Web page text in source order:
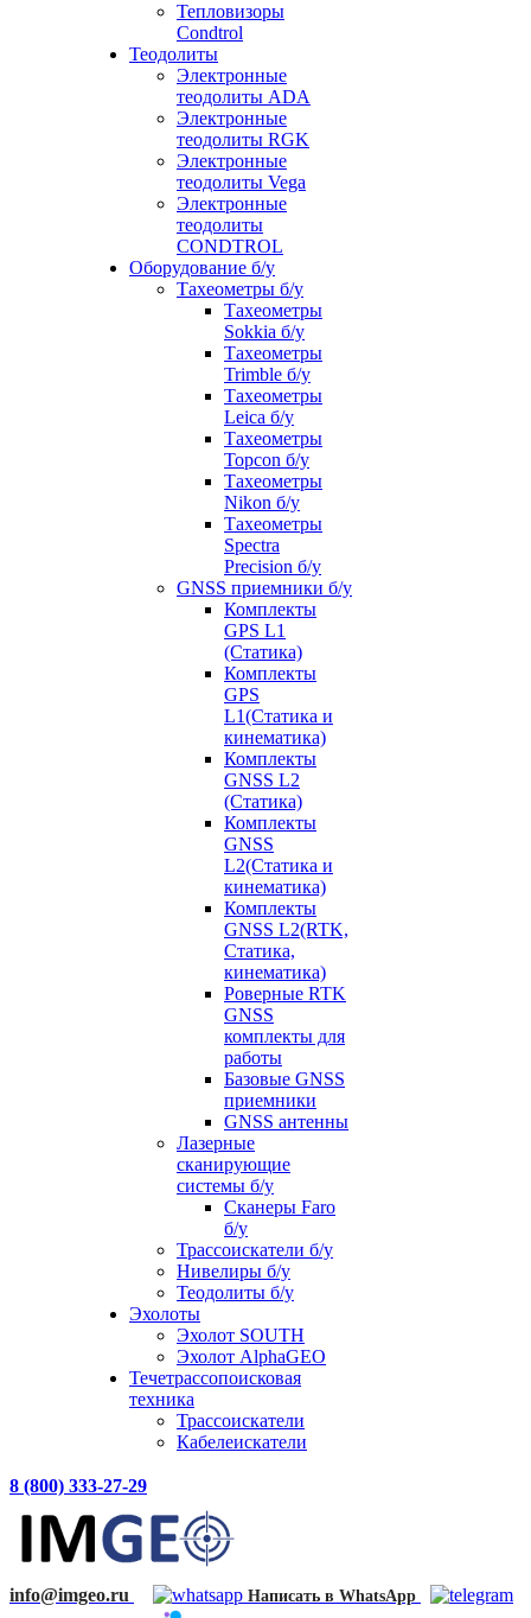
Тепловизоры
Condtrol
Теодолиты
Электронные
теодолиты ADA
Электронные
теодолиты RGK
Электронные
теодолиты Vega
Электронные
теодолиты
CONDTROL
Оборудование б/у
Тахеометры б/у
Тахеометры
Sokkia б/у
Тахеометры
Trimble б/у
Тахеометры
Leica б/у
Тахеометры
Topcon б/у
Тахеометры
Nikon б/у
Тахеометры
Spectra
Precision б/у
GNSS приемники б/у
Комплекты
GPS L1
(Статика)
Комплекты
GPS
L1(Статика и
кинематика)
Комплекты
GNSS L2
(Статика)
Комплекты
GNSS
L2(Статика и
кинематика)
Комплекты
GNSS L2(RTK,
Статика,
кинематика)
Роверные RTK
GNSS
комплекты для
работы
Базовые GNSS
приемники
GNSS антенны
Лазерные
сканирующие
системы б/у
Сканеры Faro
б/у
Трассоискатели б/у
Нивелиры б/у
Теодолиты б/у
Эхолоты
Эхолот SOUTH
Эхолот AlphaGEO
Течетрассопоисковая
техника
Трассоискатели
Кабелеискатели
8 (800) 333-27-29
info@imgeo.ru Написать в WhatsApp